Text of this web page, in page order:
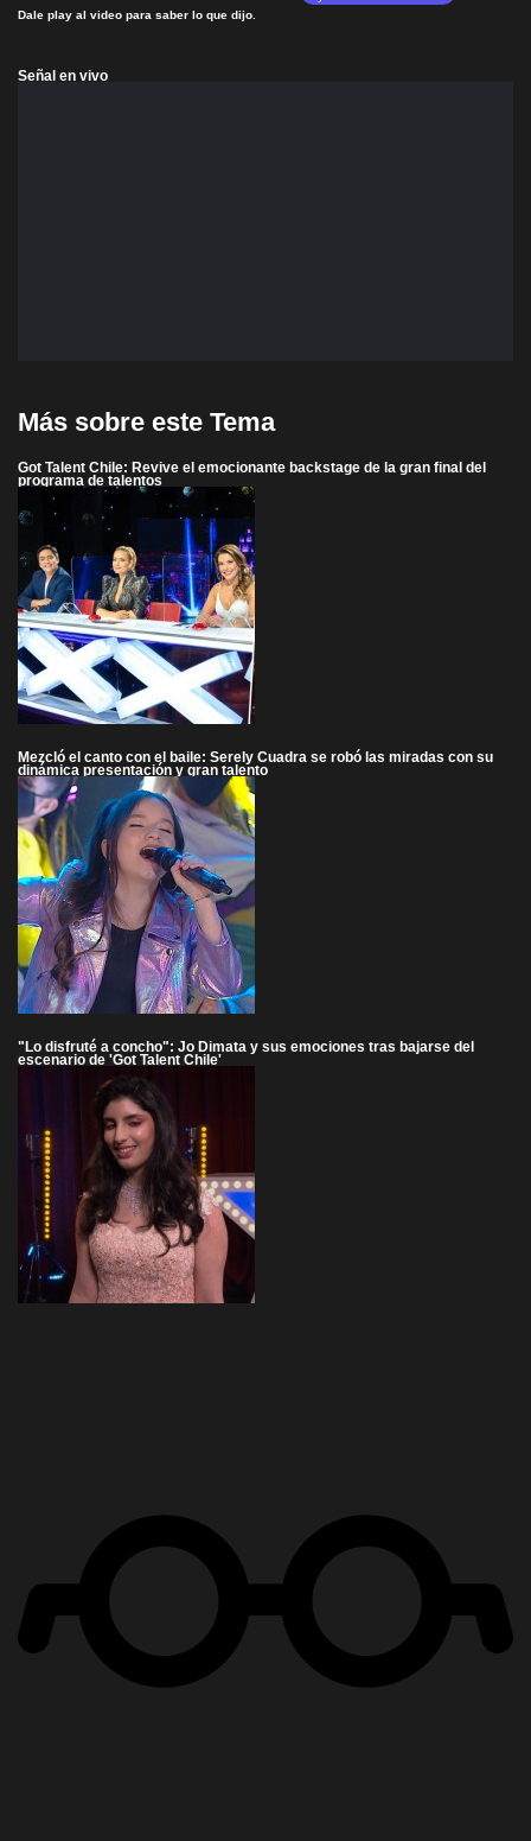
Dale play al video para saber lo que dijo.
Señal en vivo
Más sobre este Tema
Got Talent Chile: Revive el emocionante backstage de la gran final del
programa de talentos
Mezcló el canto con el baile: Serely Cuadra se robó las miradas con su
dinámica presentación y gran talento
"Lo disfruté a concho": Jo Dimata y sus emociones tras bajarse del
escenario de 'Got Talent Chile'